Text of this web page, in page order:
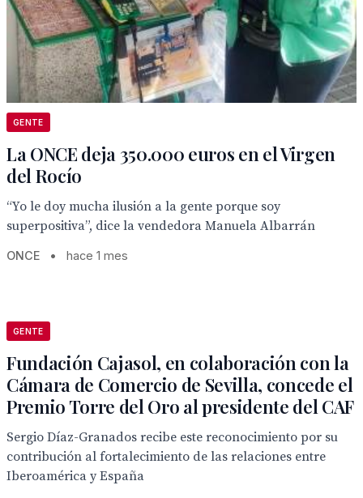
GENTE
La ONCE deja 350.000 euros en el Virgen
del Rocío
“Yo le doy mucha ilusión a la gente porque soy
superpositiva”, dice la vendedora Manuela Albarrán
ONCE • hace 1 mes
GENTE
Fundación Cajasol, en colaboración con la
Cámara de Comercio de Sevilla, concede el
Premio Torre del Oro al presidente del CAF
Sergio Díaz-Granados recibe este reconocimiento por su
contribución al fortalecimiento de las relaciones entre
Iberoamérica y España